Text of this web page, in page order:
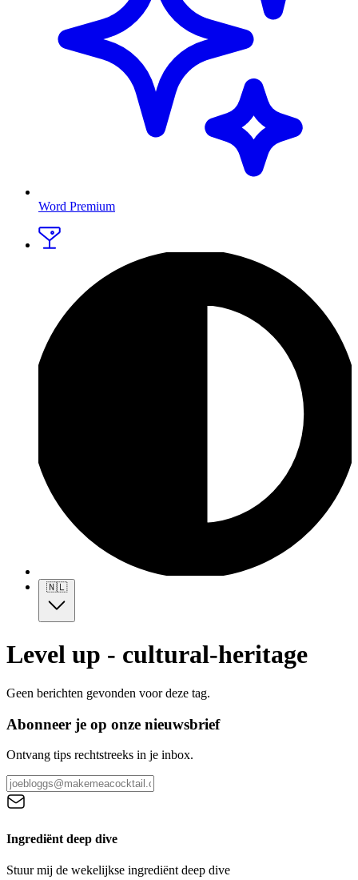
Word Premium
🇳🇱
Level up - cultural-heritage
Geen berichten gevonden voor deze tag.
Abonneer je op onze nieuwsbrief
Ontvang tips rechtstreeks in je inbox.
Ingrediënt deep dive
Stuur mij de wekelijkse ingrediënt deep dive